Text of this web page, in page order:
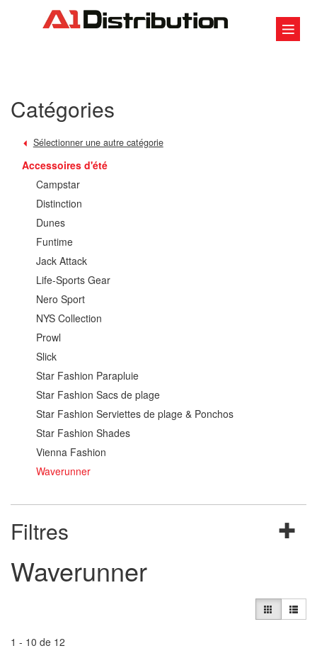
Catégories
Sélectionner une autre catégorie
Accessoires d'été
Campstar
Distinction
Dunes
Funtime
Jack Attack
Life-Sports Gear
Nero Sport
NYS Collection
Prowl
Slick
Star Fashion Parapluie
Star Fashion Sacs de plage
Star Fashion Serviettes de plage & Ponchos
Star Fashion Shades
Vienna Fashion
Waverunner
Filtres
Waverunner
1 - 10 de 12